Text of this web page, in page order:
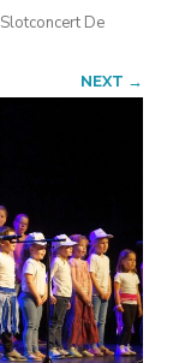
Slotconcert De
NEXT →